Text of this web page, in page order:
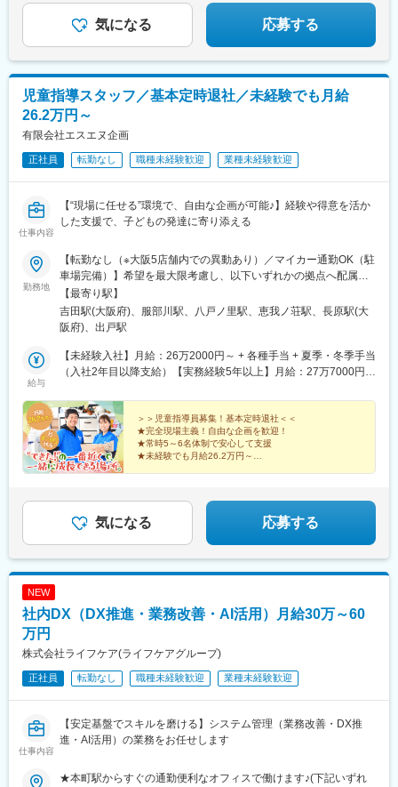
気になる 応募する
児童指導スタッフ／基本定時退社／未経験でも月給
26.2万円～
有限会社エスエヌ企画
正社員 転勤なし 職種未経験歓迎 業種未経験歓迎
仕事内容
【“現場に任せる”環境で、自由な企画が可能♪】経験や得意を活か
した支援で、子どもの発達に寄り添える
勤務地
【転勤なし（※大阪5店舗内での異動あり）／マイカー通勤OK（駐
車場完備）】希望を最大限考慮し、以下いずれかの拠点へ配属い
たします。■ライズ児童デイサービス東大阪よしだ大阪府東大阪市
吉原2-3-31 1F■ライズ児童デイサービス楽音寺大阪府八尾市楽音
寺1丁目10番地■ライズ児童デイサービスやえのさと大阪府東大阪
ら大阪府松原市小川1-12-16■ライズ児童デイサービスひらのの家
大阪府大阪市平野区長吉出戸6-15-20 メゾンドール1F※U・Iターン
【最寄り駅】
吉田駅(大阪府)、服部川駅、八戸ノ里駅、恵我ノ荘駅、長原駅(大
阪府)、出戸駅
給与
【未経験入社】月給：26万2000円～ + 各種手当 + 夏季・冬季手当
（入社2年目以降支給）【実務経験5年以上】月給：27万7000円～
月給33万2,000円～ 児発管（児童発達支援管理責任者）：月給
36万円～※給与は、経験や能力を考慮の上、決定いたします。※上
記月給には固定残業代（月10時間分／2万5000円～）を含んでい
ます。超過分は別途支給。／ 経験のある方は 給与面で優遇し
ます！＼
＞＞児童指導員募集！基本定時退社＜＜
★完全現場主義！自由な企画を歓迎！
★常時5～6名体制で安心して支援
★未経験でも月給26.2万円～
気になる 応募する
NEW
社内DX（DX推進・業務改善・AI活用）月給30万～60
万円
株式会社ライフケア(ライフケアグループ)
正社員 転勤なし 職種未経験歓迎 業種未経験歓迎
仕事内容
【安定基盤でスキルを磨ける】システム管理（業務改善・DX推
進・AI活用）の業務をお任せします
★本町駅からすぐの通勤便利なオフィスで働けます♪(下記いずれ